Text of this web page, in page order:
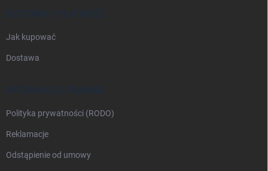
DOSTAWA I PŁATNOŚĆ
Jak kupować
Dostawa
INFORMACJE PRAWNE
Polityka prywatności (RODO)
Reklamacje
Odstąpienie od umowy